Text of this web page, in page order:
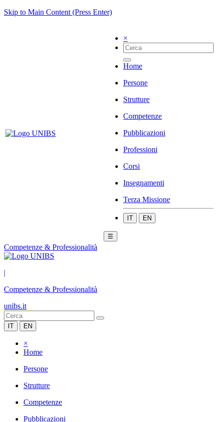
Skip to Main Content (Press Enter)
×
Home
Persone
Strutture
Competenze
Pubblicazioni
Professioni
Corsi
Insegnamenti
Terza Missione
IT EN
☰
Competenze & Professionalità
|
Competenze & Professionalità
unibs.it
IT EN
×
Home
Persone
Strutture
Competenze
Pubblicazioni